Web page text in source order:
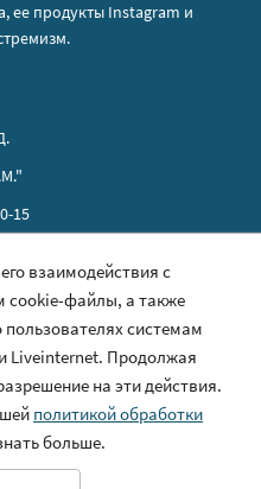
ее продукты Instagram и
15
данных
взаимодействия с
cookie-файлы, а также
системам
Liveinternet. Продолжая
на эти действия.
политикой обработки
больше.